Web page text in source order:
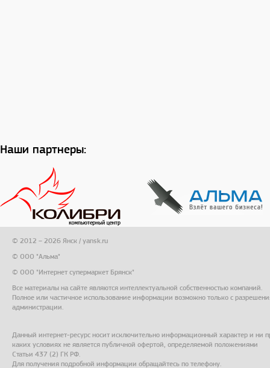
Наши партнеры:
© 2012 – 2026 Янск / yansk.ru
© ООО "Альма"
© ООО "Интернет супермаркет Брянск"
Все материалы на сайте являются интеллектуальной собственностью компаний.
Полное или частичное использование информации возможно только с
администрации.
Данный интернет-ресурс носит исключительно информационный характер и ни
каких условиях не является публичной офертой, определяемой положениями
Статьи 437 (2) ГК РФ.
Для получения подробной информации обращайтесь по телефону.